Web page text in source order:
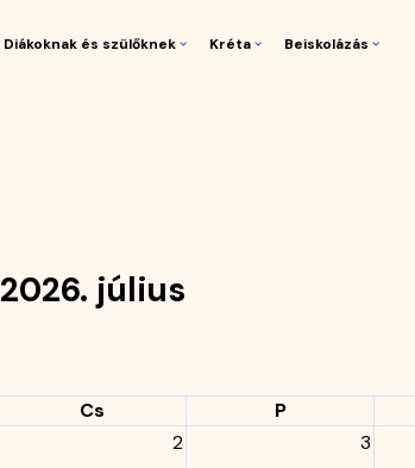
Diákoknak és szülőknek Kréta
Beiskolázás
2026. július
Cs P
2 3